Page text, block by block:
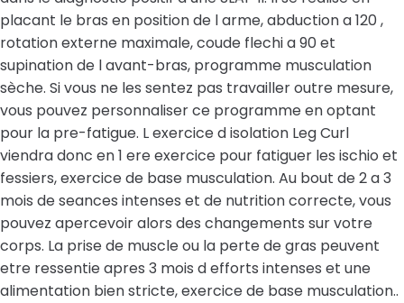
placant le bras en position de l arme, abduction a 120 ,
rotation externe maximale, coude flechi a 90 et
supination de l avant-bras, programme musculation
sèche. Si vous ne les sentez pas travailler outre mesure,
vous pouvez personnaliser ce programme en optant
pour la pre-fatigue. L exercice d isolation Leg Curl
viendra donc en 1 ere exercice pour fatiguer les ischio et
fessiers, exercice de base musculation. Au bout de 2 a 3
mois de seances intenses et de nutrition correcte, vous
pouvez apercevoir alors des changements sur votre
corps. La prise de muscle ou la perte de gras peuvent
etre ressentie apres 3 mois d efforts intenses et une
alimentation bien stricte, exercice de base musculation..